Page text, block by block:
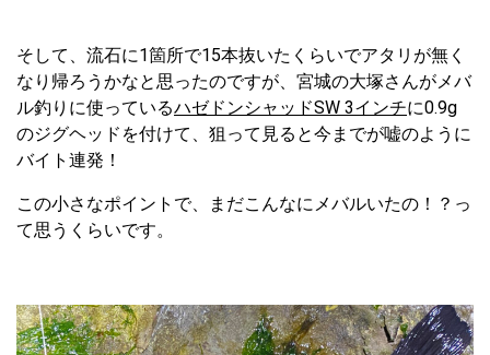
そして、流石に1箇所で15本抜いたくらいでアタリが無く
なり帰ろうかなと思ったのですが、宮城の大塚さんがメバ
ル釣りに使っているハゼドンシャッドSW 3インチに0.9g
のジグヘッドを付けて、狙って見ると今までが嘘のように
バイト連発！
この小さなポイントで、まだこんなにメバルいたの！？っ
て思うくらいです。